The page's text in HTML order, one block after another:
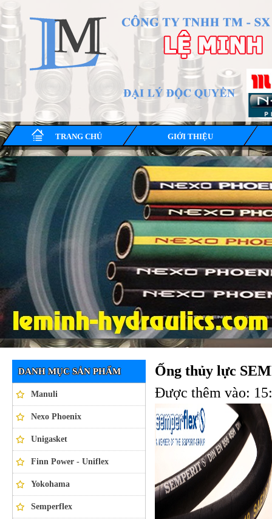
TRANG CHỦ GIỚI THIỆU
Ống thủy lực NEXO PHOENIX
DANH MỤC SẢN PHẨM
Manuli
Nexo Phoenix
Unigasket
Finn Power - Uniflex
Yokohama
Semperflex
Ống thủy lực
Được thêm vào: